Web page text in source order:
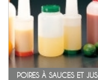
POIRES À SAUCES ET JUS